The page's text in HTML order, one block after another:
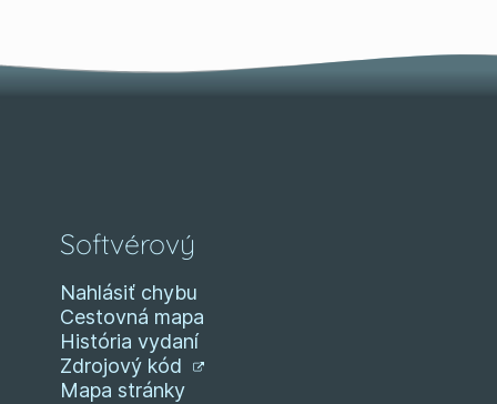
Softvérový
Nahlásiť chybu
Cestovná mapa
História vydaní
Zdrojový kód
Mapa stránky